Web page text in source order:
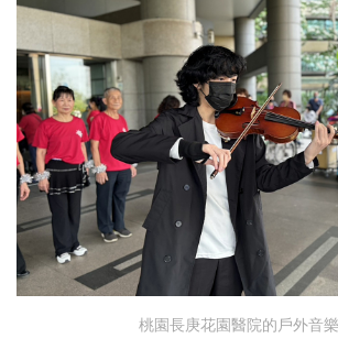
桃園長庚花園醫院的戶外音